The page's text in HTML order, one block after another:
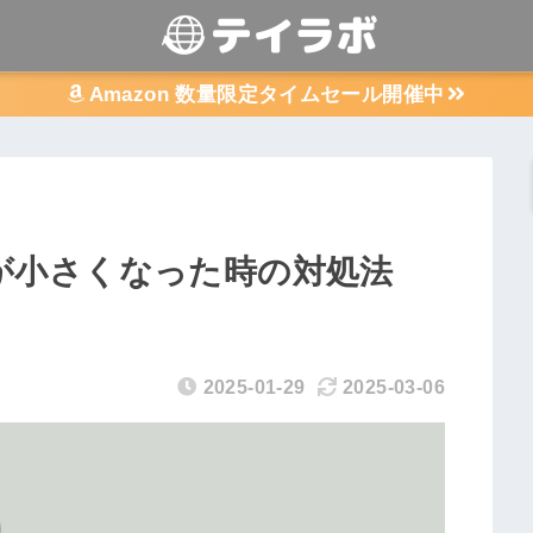
Amazon 数量限定タイムセール開催中
さくなった時の対処法
2025-01-29 2025-03-06